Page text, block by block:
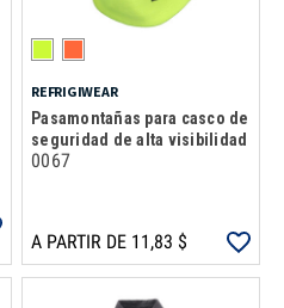
REFRIGIWEAR
Pasamontañas para casco de
seguridad de alta visibilidad
0067
A PARTIR DE 11,83 $